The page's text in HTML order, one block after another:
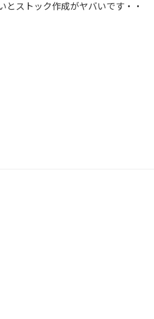
とストック作成がヤバいです・・